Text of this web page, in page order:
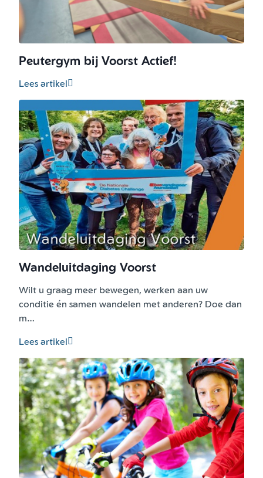
Peutergym bij Voorst Actief!
Lees artikel
Wandeluitdaging Voorst
Wilt u graag meer bewegen, werken aan uw
conditie én samen wandelen met anderen? Doe dan
m…
Lees artikel